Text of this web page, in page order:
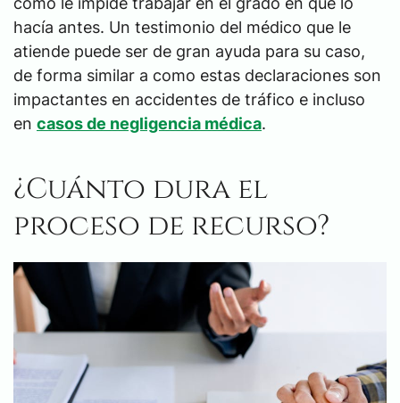
hacía antes. Un testimonio del médico que le
atiende puede ser de gran ayuda para su caso,
de forma similar a como estas declaraciones son
impactantes en accidentes de tráfico e incluso
en casos de negligencia médica.
¿Cuánto dura el
proceso de recurso?